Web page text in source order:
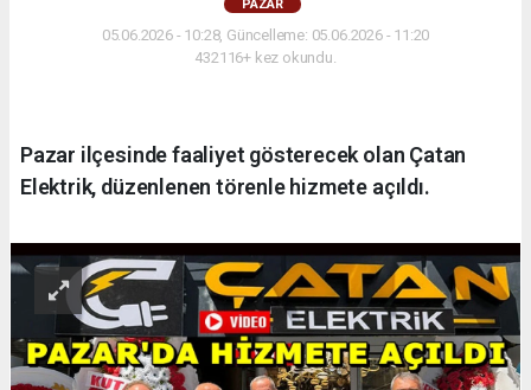
PAZAR
05.06.2026 - 10:28, Güncelleme: 05.06.2026 - 11:20
432116+ kez okundu.
Pazar ilçesinde faaliyet gösterecek olan Çatan
Elektrik, düzenlenen törenle hizmete açıldı.